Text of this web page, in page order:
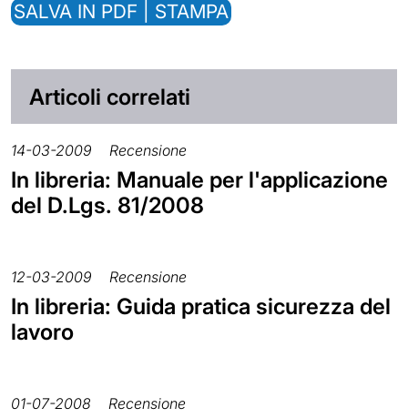
SALVA IN PDF | STAMPA
Articoli correlati
14-03-2009 Recensione
In libreria: Manuale per l'applicazione
del D.Lgs. 81/2008
12-03-2009 Recensione
In libreria: Guida pratica sicurezza del
lavoro
01-07-2008 Recensione